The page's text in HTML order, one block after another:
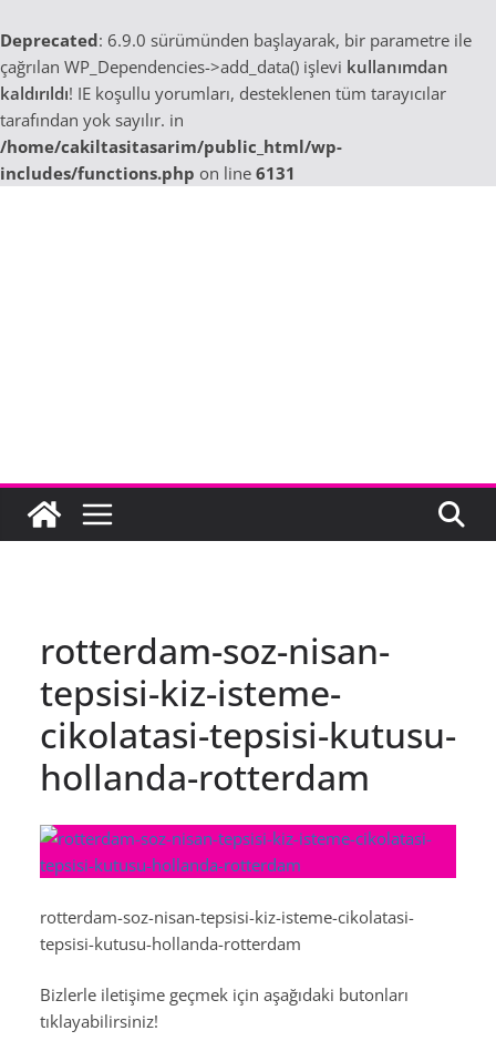
Deprecated: 6.9.0 sürümünden başlayarak, bir parametre ile
çağrılan WP_Dependencies->add_data() işlevi kullanımdan
kaldırıldı! IE koşullu yorumları, desteklenen tüm tarayıcılar
tarafından yok sayılır. in
/home/cakiltasitasarim/public_html/wp-
includes/functions.php on line 6131
rotterdam-soz-nisan-
tepsisi-kiz-isteme-
cikolatasi-tepsisi-kutusu-
hollanda-rotterdam
rotterdam-soz-nisan-tepsisi-kiz-isteme-cikolatasi-
tepsisi-kutusu-hollanda-rotterdam
Bizlerle iletişime geçmek için aşağıdaki butonları
tıklayabilirsiniz!